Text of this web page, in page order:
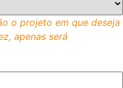
o projeto em que deseja
apenas será